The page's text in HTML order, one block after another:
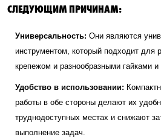
СЛЕДУЮЩИМ ПРИЧИНАМ:
Универсальность: Они являются
инструментом, который подходит для
крепежом и разнообразными гайками и
Удобство в использовании:
работы в обе стороны делают их
труднодоступных местах и снижают
выполнение задач.